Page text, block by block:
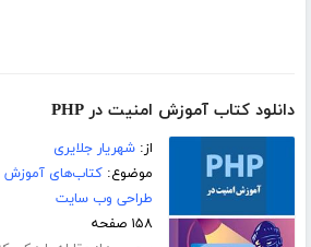
دانلود کتاب آموزش امنیت در PHP
از:شهریار جلایری
موضوع:کتاب‌های آموزش
طراحی وب سایت
۱۵۸ صفحه